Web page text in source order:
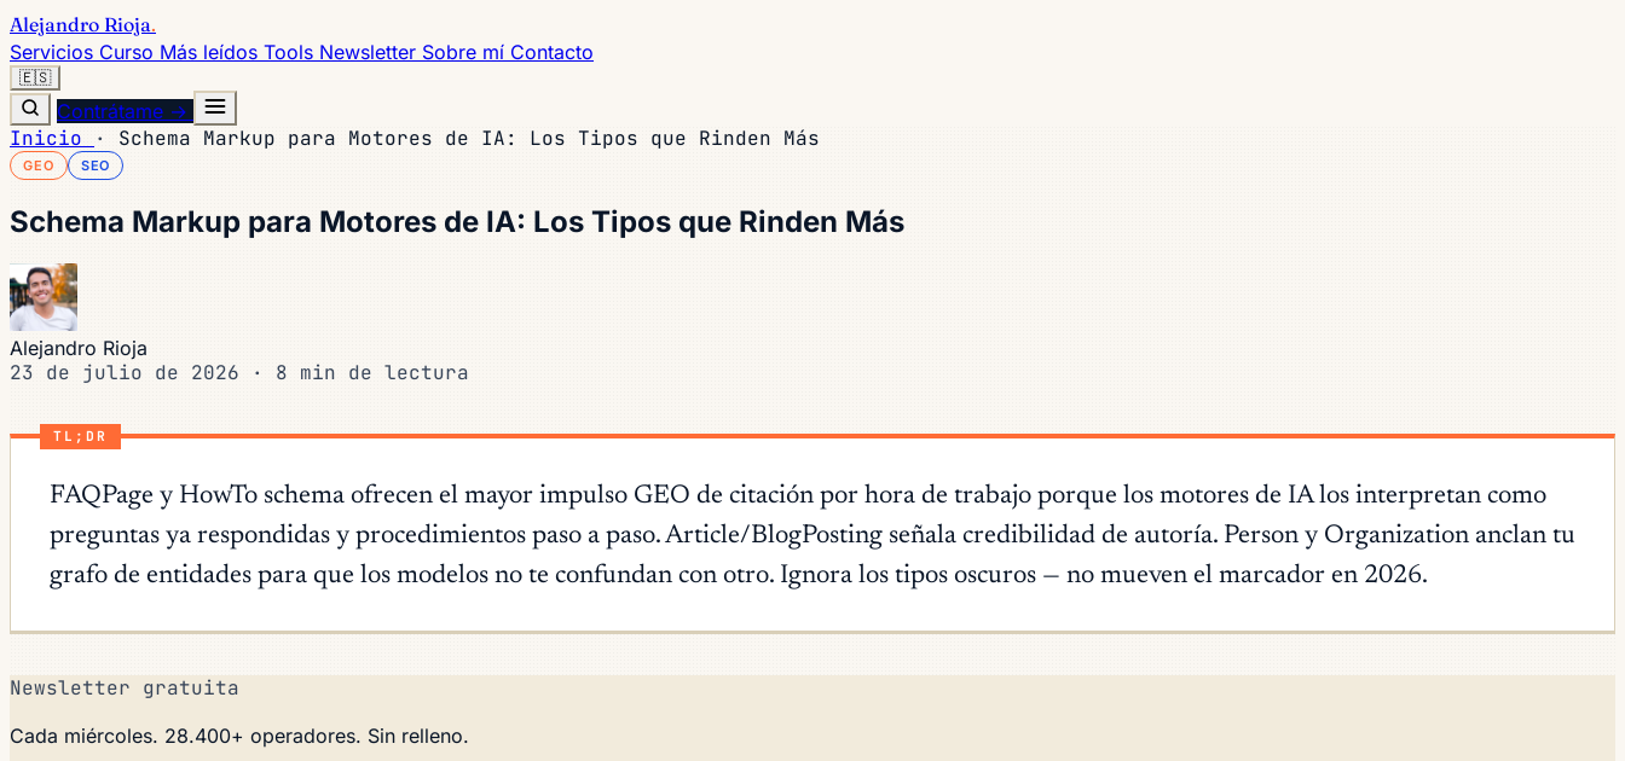
Alejandro Rioja.
Servicios Curso Más leídos Tools Newsletter Sobre mí Contacto
🇪🇸
Contrátame →
Inicio · Schema Markup para Motores de IA: Los Tipos que Rinden Más
GEO SEO
Schema Markup para Motores de IA: Los Tipos que Rinden Más
Alejandro Rioja
23 de julio de 2026 · 8 min de lectura
TL;DR
FAQPage y HowTo schema ofrecen el mayor impulso GEO de citación por hora de trabajo porque los motores de IA los interpretan como
preguntas ya respondidas y procedimientos paso a paso. Article/BlogPosting señala credibilidad de autoría. Person y Organization anclan tu
grafo de entidades para que los modelos no te confundan con otro. Ignora los tipos oscuros — no mueven el marcador en 2026.
Newsletter gratuita
Cada miércoles. 28.400+ operadores. Sin relleno.